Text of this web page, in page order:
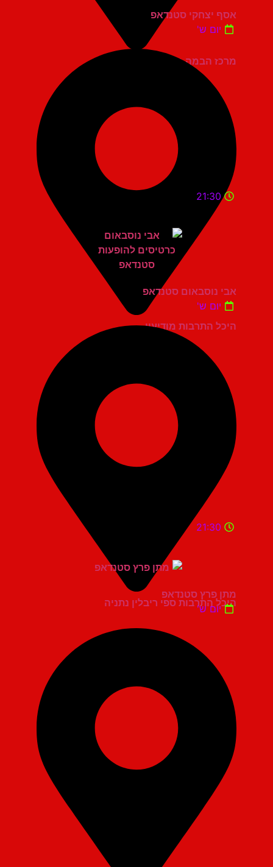
מרכז הבמה גני תקווה
אסף יצחקי סטנדאפ
יום ש'
היכל התרבות מודיעין
21:30
אבי נוסבאום סטנדאפ
יום ש'
היכל התרבות ספי ריבלין נתניה
21:30
מתן פרץ סטנדאפ
יום ש'